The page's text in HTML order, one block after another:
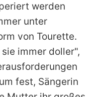
werden
unter
von Tourette.
immer doller",
fest, Sängerin